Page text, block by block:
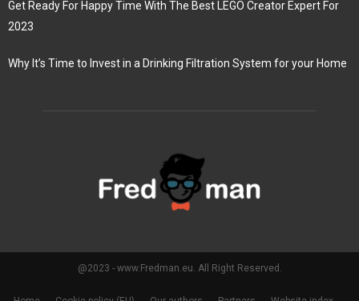
Get Ready For Happy Time With The Best LEGO Creator Expert For
2023
Why It’s Time to Invest in a Drinking Filtration System for your Home
@2023 - www.Fredman.eu. All Right Reserved.